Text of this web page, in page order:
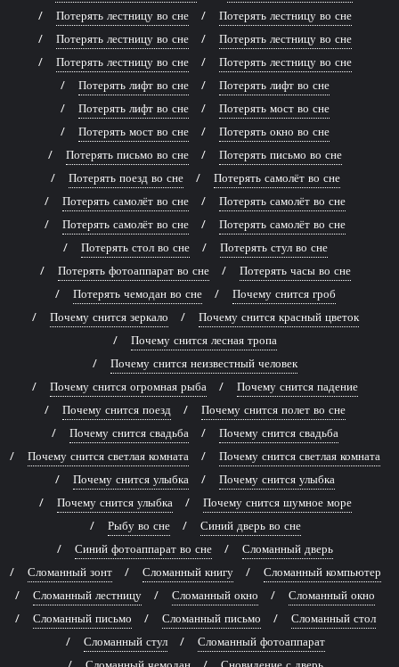
Потерять лестницу во сне
Потерять лестницу во сне
Потерять лестницу во сне
Потерять лестницу во сне
Потерять лестницу во сне
Потерять лестницу во сне
Потерять лифт во сне
Потерять лифт во сне
Потерять лифт во сне
Потерять мост во сне
Потерять мост во сне
Потерять окно во сне
Потерять письмо во сне
Потерять письмо во сне
Потерять поезд во сне
Потерять самолёт во сне
Потерять самолёт во сне
Потерять самолёт во сне
Потерять самолёт во сне
Потерять самолёт во сне
Потерять стол во сне
Потерять стул во сне
Потерять фотоаппарат во сне
Потерять часы во сне
Потерять чемодан во сне
Почему снится гроб
Почему снится зеркало
Почему снится красный цветок
Почему снится лесная тропа
Почему снится неизвестный человек
Почему снится огромная рыба
Почему снится падение
Почему снится поезд
Почему снится полет во сне
Почему снится свадьба
Почему снится свадьба
Почему снится светлая комната
Почему снится светлая комната
Почему снится улыбка
Почему снится улыбка
Почему снится улыбка
Почему снится шумное море
Рыбу во сне
Синий дверь во сне
Синий фотоаппарат во сне
Сломанный дверь
Сломанный зонт
Сломанный книгу
Сломанный компьютер
Сломанный лестницу
Сломанный окно
Сломанный окно
Сломанный письмо
Сломанный письмо
Сломанный стол
Сломанный стул
Сломанный фотоаппарат